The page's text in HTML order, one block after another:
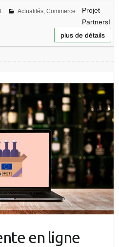
Actualités, Commerce
Projet
PartnersI
plus de détails
en ligne